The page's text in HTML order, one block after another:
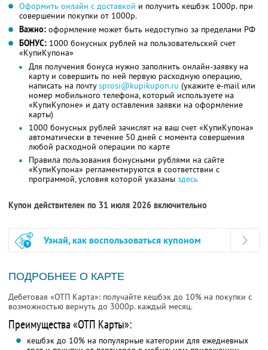
Оформить онлайн с доставкой и получить кешбэк 1000р. при
совершении покупки от 1000р.
Важно: оформление может быть недоступно за пределами РФ
БОНУС: 1000 бонусных рублей на пользовательский счет
«КупиКупона»
Для получения бонуса нужно заполнить онлайн-заявку на
карту и совершить по ней первую расходную операцию,
написать на почтуsprosi@kupikupon.ru (укажите e-mail или
номер мобильного телефона, который используете на
«КупиКупоне» и дату оставления заявки на оформление
карты)
1000 бонусных рублей зачислят на ваш счет «КупиКупона»
автоматически в течение 50 дней с момента совершения
любой расходной операции по карте
Правила пользования бонусными рублями на сайте
«КупиКупона» регламентируются в соответствии с
программой, условия которой указаны здесь
Купон действителен по 31 июля 2026 включительно
Узнай, как воспользоваться купоном
ПОДРОБНЕЕ О КАРТЕ
Дебетовая «ОТП Карта»: получайте кешбэк до 10% на покупки с
возможностью вернуть до 3000р. каждый месяц.
Преимущества «ОТП Карты»:
кешбэк до 10% на популярные категории для ежедневных